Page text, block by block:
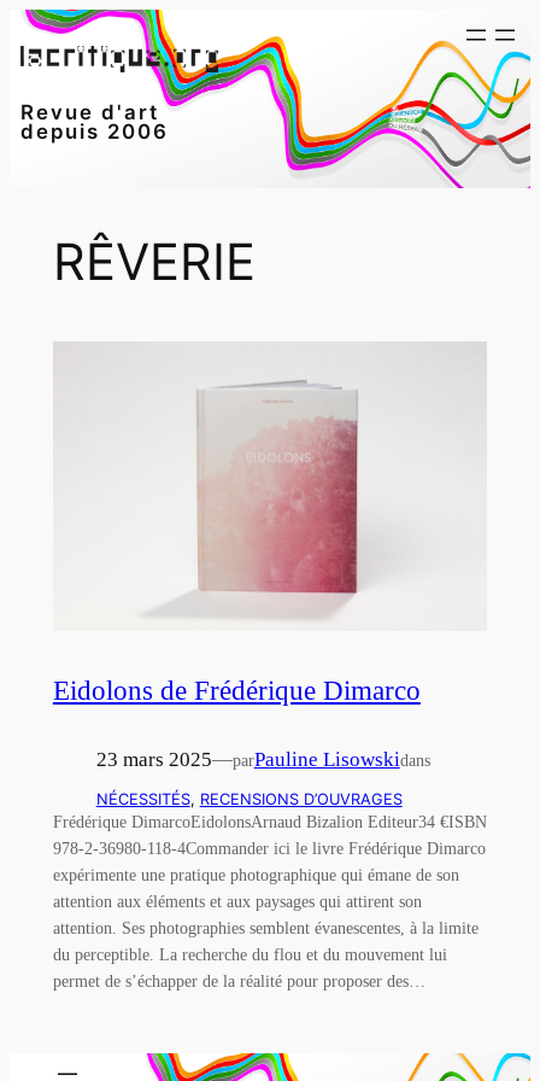
Aller
au
Revue d'art
depuis 2006
RÊVERIE
Eidolons de Frédérique Dimarco
23 mars 2025—parPauline Lisowskidans
NÉCESSITÉS, RECENSIONS D’OUVRAGES
Frédérique DimarcoEidolonsArnaud Bizalion Editeur34 €ISBN
978-2-36980-118-4Commander ici le livre Frédérique Dimarco
expérimente une pratique photographique qui émane de son
attention aux éléments et aux paysages qui attirent son
attention. Ses photographies semblent évanescentes, à la limite
du perceptible. La recherche du flou et du mouvement lui
permet de s’échapper de la réalité pour proposer des…